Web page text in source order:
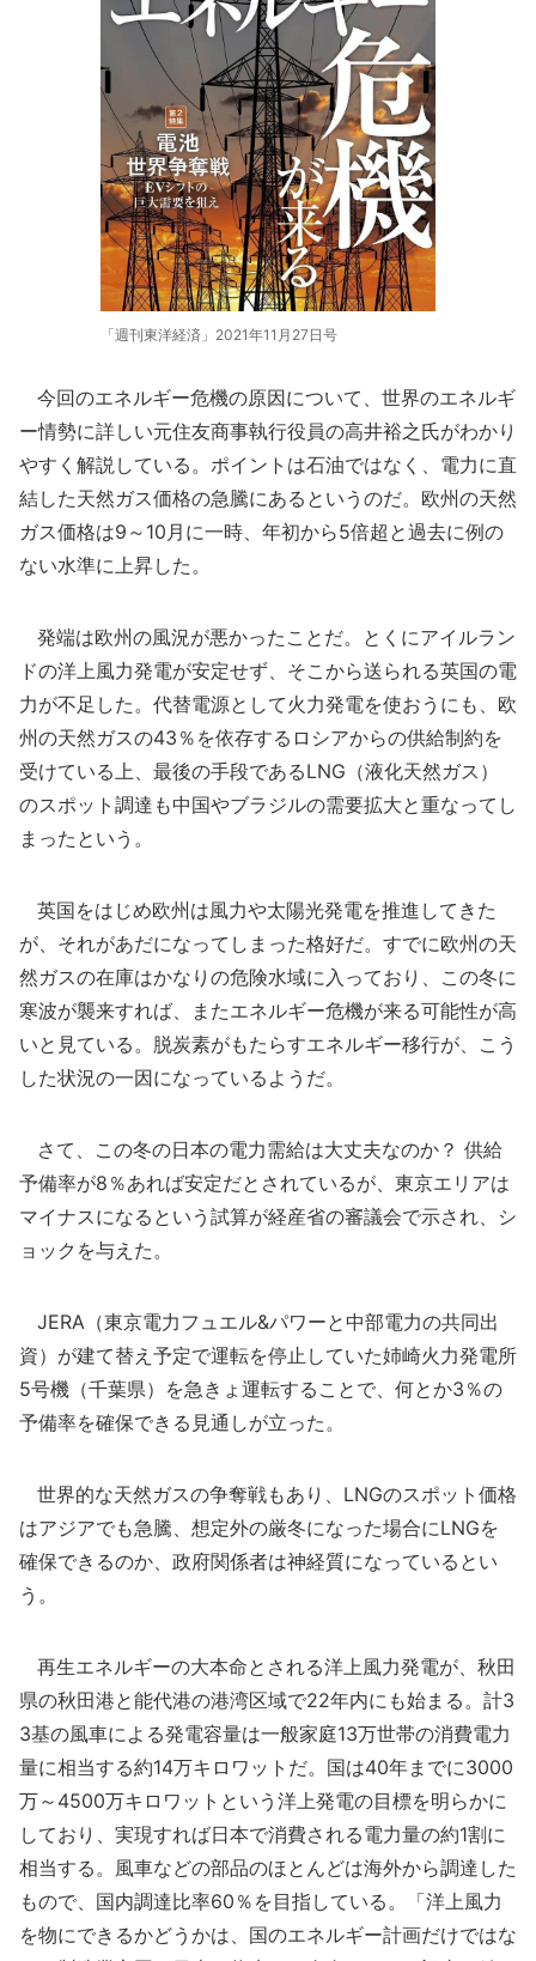
「週刊東洋経済」2021年11月27日号
今回のエネルギー危機の原因について、世界のエネルギ
ー情勢に詳しい元住友商事執行役員の高井裕之氏がわかり
やすく解説している。ポイントは石油ではなく、電力に直
結した天然ガス価格の急騰にあるというのだ。欧州の天然
ガス価格は9～10月に一時、年初から5倍超と過去に例の
ない水準に上昇した。
発端は欧州の風況が悪かったことだ。とくにアイルラン
ドの洋上風力発電が安定せず、そこから送られる英国の電
力が不足した。代替電源として火力発電を使おうにも、欧
州の天然ガスの43％を依存するロシアからの供給制約を
受けている上、最後の手段であるLNG（液化天然ガス）
のスポット調達も中国やブラジルの需要拡大と重なってし
まったという。
英国をはじめ欧州は風力や太陽光発電を推進してきた
が、それがあだになってしまった格好だ。すでに欧州の天
然ガスの在庫はかなりの危険水域に入っており、この冬に
寒波が襲来すれば、またエネルギー危機が来る可能性が高
いと見ている。脱炭素がもたらすエネルギー移行が、こう
した状況の一因になっているようだ。
さて、この冬の日本の電力需給は大丈夫なのか？ 供給
予備率が8％あれば安定だとされているが、東京エリアは
マイナスになるという試算が経産省の審議会で示され、シ
ョックを与えた。
JERA（東京電力フュエル&パワーと中部電力の共同出
資）が建て替え予定で運転を停止していた姉崎火力発電所
5号機（千葉県）を急きょ運転することで、何とか3％の
予備率を確保できる見通しが立った。
世界的な天然ガスの争奪戦もあり、LNGのスポット価格
はアジアでも急騰、想定外の厳冬になった場合にLNGを
確保できるのか、政府関係者は神経質になっているとい
う。
再生エネルギーの大本命とされる洋上風力発電が、秋田
県の秋田港と能代港の港湾区域で22年内にも始まる。計3
3基の風車による発電容量は一般家庭13万世帯の消費電力
量に相当する約14万キロワットだ。国は40年までに3000
万～4500万キロワットという洋上発電の目標を明らかに
しており、実現すれば日本で消費される電力量の約1割に
相当する。風車などの部品のほとんどは海外から調達した
もので、国内調達比率60％を目指している。「洋上風力
を物にできるかどうかは、国のエネルギー計画だけではな